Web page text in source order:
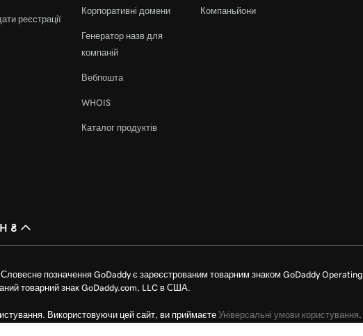
реєстрації
Корпоративні домени
Генератор назв для
компаній
Вебпошта
WHOIS
Каталог продуктів
Компаньйони
₴
позначення GoDaddy є зареєстрованим товарним знаком GoDaddy Operating
товарний знак GoDaddy.com, LLC в США.
Використовуючи цей сайт, ви приймаєте Універсальні умови користування.